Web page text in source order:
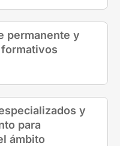
permanente y
y
para
ámbito